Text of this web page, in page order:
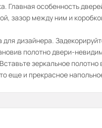
Главная особенность
зазор между ним и
дизайнера.
полотно двери-
зеркальное полотно
еще и прекрасное